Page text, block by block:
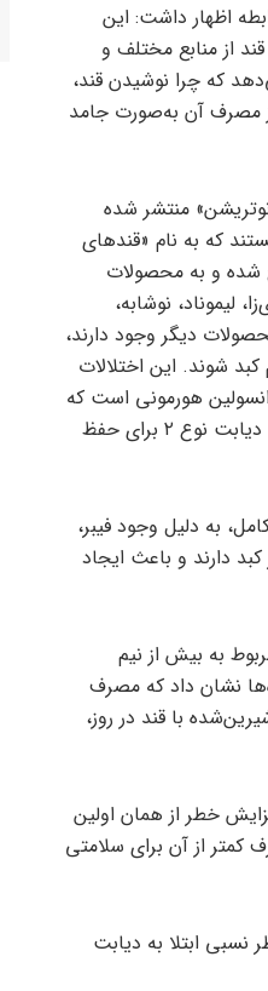
اظهار داشت: این
از منابع مختلف و
می‌دهد که چرا نوشیدن قند،
مصرف آن به‌صورت جامد
منتشر شده
که به نام «قندهای
شده و به محصولات
لیموناد، نوشابه،
دیگر وجود دارند،
شوند. این اختلالات
هورمونی است که
به تنظیم سطح قند خون کمک می‌کند و در بسیاری از بیماران مبتلا به دیابت نوع ۲ برای حفظ
به دلیل وجود فیبر،
دارند و باعث ایجاد
به بیش از نیم
نشان داد که مصرف
شیرین‌شده با قند در روز،
خطر از همان اولین
کمتر از آن برای سلامتی
در روز، خطر نسبی ابتلا به دیابت